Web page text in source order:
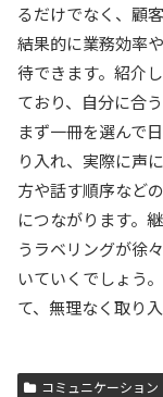
るだけでなく、顧
結果的に業務効率
待できます。紹介
ており、自分に合
まず一冊を選んで
り入れ、実際に声
方や話す順序など
につながります。
うラベリングが徐
いていくでしょう
て、無理なく取り
コミュニケーション